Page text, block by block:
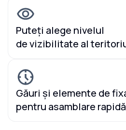
Puteți alege nivelul
de vizibilitate al
Găuri și elemente de
pentru asamblare